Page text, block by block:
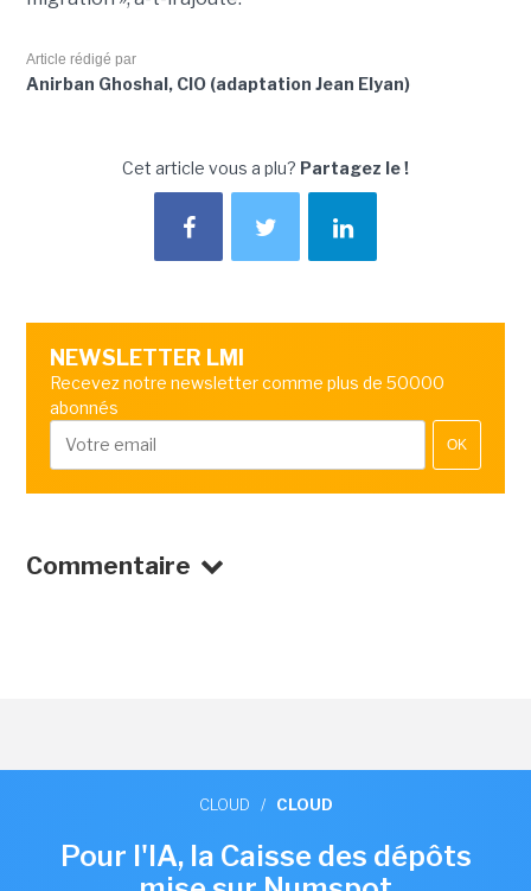
Article rédigé par
Anirban Ghoshal, CIO (adaptation Jean Elyan)
Cet article vous a plu? Partagez le !
NEWSLETTER LMI
Recevez notre newsletter comme plus de 50000
abonnés
OK
Commentaire
CLOUD / CLOUD
Pour l'IA, la Caisse des dépôts